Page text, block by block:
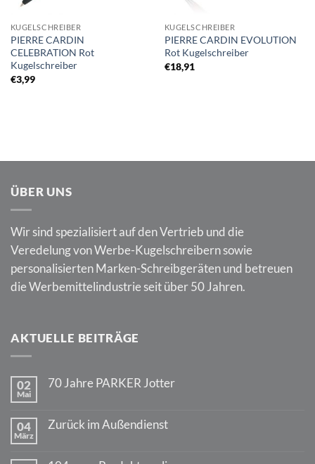
KUGELSCHREIBER
PIERRE CARDIN
CELEBRATION Rot
Kugelschreiber
€3,99
KUGELSCHREIBER
PIERRE CARDIN EVOLUTION
Rot Kugelschreiber
€18,91
ÜBER UNS
Wir sind spezialisiert auf den Vertrieb und die
Veredelung von Werbe-Kugelschreibern sowie
personalisierten Marken-Schreibgeräten und betreuen
die Werbemittelindustrie seit über 50 Jahren.
AKTUELLE BEITRÄGE
02
Mai
70 Jahre PARKER Jotter
70
04
März
Zurück im Außendienst